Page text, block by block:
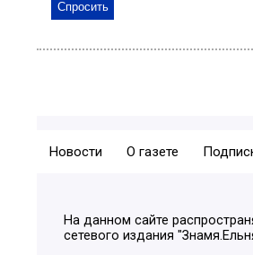
Новости О газете
На данном сайте
сетевого издания